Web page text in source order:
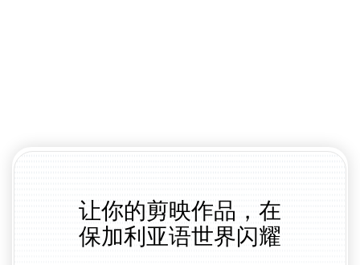
让你的剪映作品，在
保加利亚语世界闪耀